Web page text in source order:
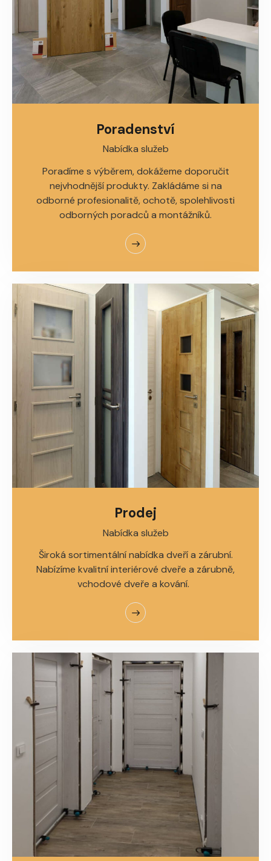
Poradenství
Nabídka služeb
Poradíme s výběrem, dokážeme doporučit
nejvhodnější produkty. Zakládáme si na
odborné profesionalitě, ochotě, spolehlivosti
odborných poradců a montážníků.
Prodej
Nabídka služeb
Široká sortimentální nabídka dveří a zárubní.
Nabízíme kvalitní interiérové dveře a zárubně,
vchodové dveře a kování.